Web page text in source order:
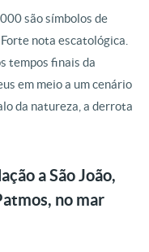
são símbolos de
nota escatológica.
tempos finais da
em meio a um cenário
da natureza, a derrota
a São João,
no mar